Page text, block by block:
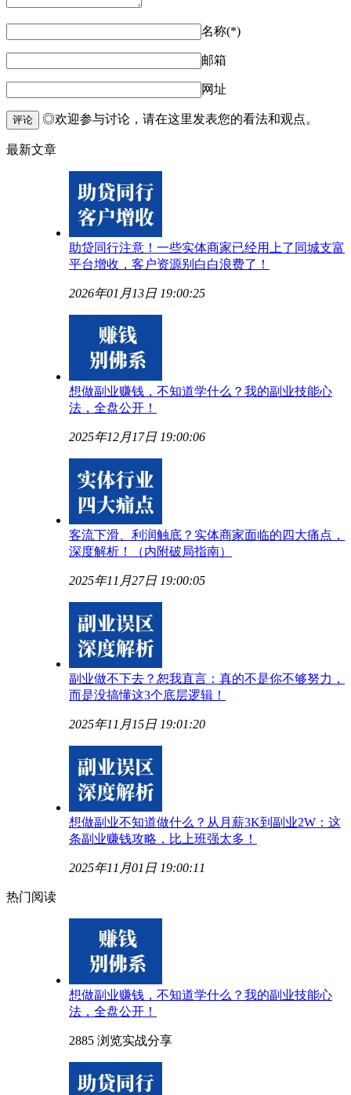
名称(*)
邮箱
网址
评论 ◎欢迎参与讨论，请在这里发表您的看法和观点。
最新文章
助贷同行注意！一些实体商家已经用上了同城支富
平台增收，客户资源别白白浪费了！
2026年01月13日 19:00:25
想做副业赚钱，不知道学什么？我的副业技能心
法，全盘公开！
2025年12月17日 19:00:06
客流下滑、利润触底？实体商家面临的四大痛点，
深度解析！（内附破局指南）
2025年11月27日 19:00:05
副业做不下去？恕我直言：真的不是你不够努力，
而是没搞懂这3个底层逻辑！
2025年11月15日 19:01:20
想做副业不知道做什么？从月薪3K到副业2W：这
条副业赚钱攻略，比上班强太多！
2025年11月01日 19:00:11
热门阅读
想做副业赚钱，不知道学什么？我的副业技能心
法，全盘公开！
2885 浏览实战分享